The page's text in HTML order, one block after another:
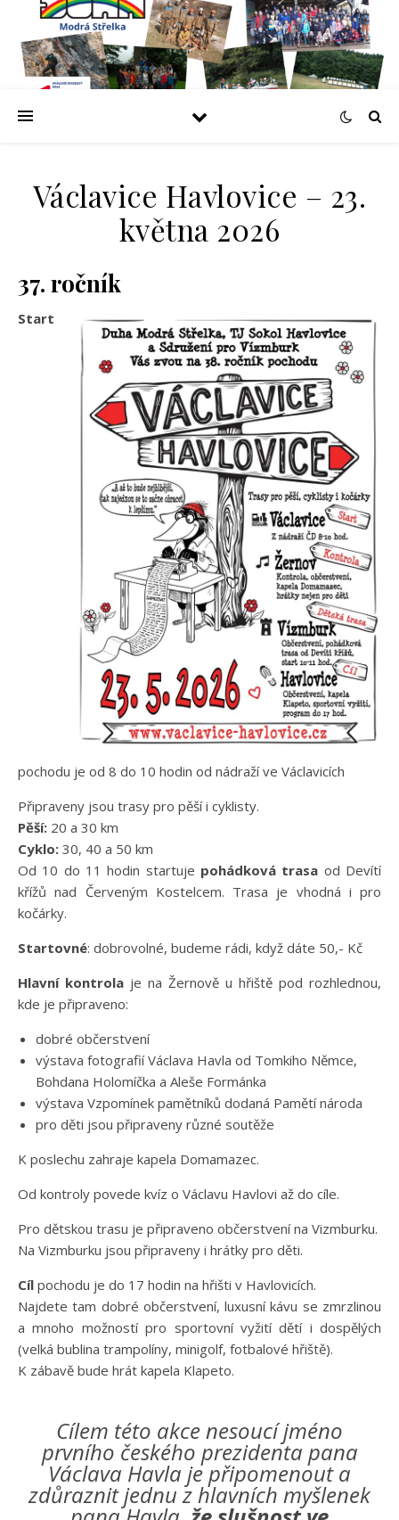
Václavice Havlovice – 23.
května 2026
37. ročník
Start
pochodu je od 8 do 10 hodin od nádraží ve Václavicích
Připraveny jsou trasy pro pěší i cyklisty.
Pěší: 20 a 30 km
Cyklo: 30, 40 a 50 km
Od 10 do 11 hodin startuje pohádková trasa od Devítí
křížů nad Červeným Kostelcem. Trasa je vhodná i pro
kočárky.
Startovné: dobrovolné, budeme rádi, když dáte 50,- Kč
Hlavní kontrola je na Žernově u hřiště pod rozhlednou,
kde je připraveno:
dobré občerstvení
výstava fotografií Václava Havla od Tomkiho Němce,
Bohdana Holomíčka a Aleše Formánka
výstava Vzpomínek pamětníků dodaná Pamětí národa
pro děti jsou připraveny různé soutěže
K poslechu zahraje kapela Domamazec.
Od kontroly povede kvíz o Václavu Havlovi až do cíle.
Pro dětskou trasu je připraveno občerstvení na Vizmburku.
Na Vizmburku jsou připraveny i hrátky pro děti.
Cíl pochodu je do 17 hodin na hřišti v Havlovicích.
Najdete tam dobré občerstvení, luxusní kávu se zmrzlinou
a mnoho možností pro sportovní vyžití dětí i dospělých
(velká bublina trampolíny, minigolf, fotbalové hřiště).
K zábavě bude hrát kapela Klapeto.
Cílem této akce nesoucí jméno
prvního českého prezidenta pana
Václava Havla je připomenout a
zdůraznit jednu z hlavních myšlenek